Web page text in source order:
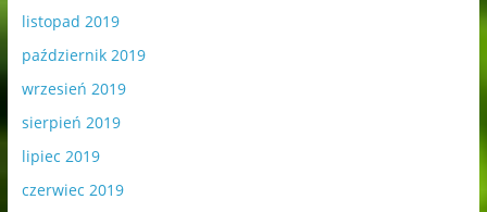
listopad 2019
październik 2019
wrzesień 2019
sierpień 2019
lipiec 2019
czerwiec 2019